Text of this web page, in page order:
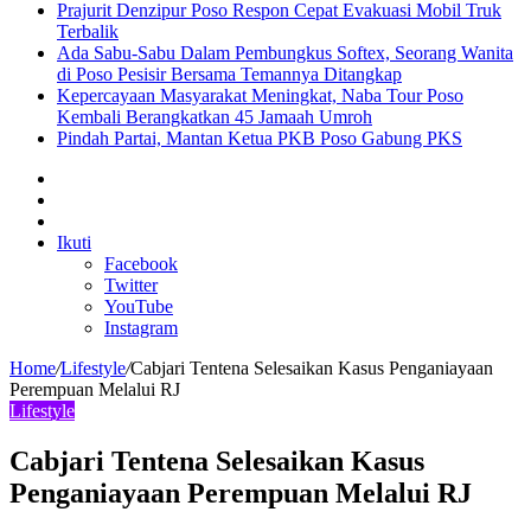
Prajurit Denzipur Poso Respon Cepat Evakuasi Mobil Truk
Terbalik
Ada Sabu-Sabu Dalam Pembungkus Softex, Seorang Wanita
di Poso Pesisir Bersama Temannya Ditangkap
Kepercayaan Masyarakat Meningkat, Naba Tour Poso
Kembali Berangkatkan 45 Jamaah Umroh
Pindah Partai, Mantan Ketua PKB Poso Gabung PKS
In
Ikuti
Facebook
Twitter
YouTube
Instagram
Home/Lifestyle/Cabjari Tentena Selesaikan Kasus Penganiayaan
Perempuan Melalui RJ
Lifestyle
Cabjari Tentena Selesaikan Kasus
Penganiayaan Perempuan Melalui RJ